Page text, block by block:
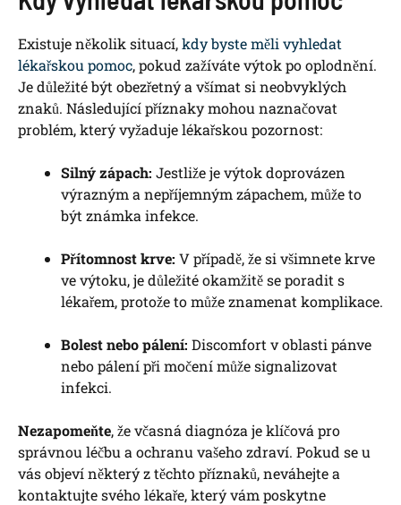
Existuje několik situací,kdy byste měli vyhledat
lékařskou pomoc, pokud zažíváte výtok po oplodnění.
Je důležité být obezřetný a všímat si neobvyklých
znaků. Následující příznaky mohou naznačovat
problém, který vyžaduje lékařskou pozornost:
Silný zápach: Jestliže je výtok doprovázen
výrazným a nepříjemným zápachem, může to
být známka infekce.
Přítomnost krve: V případě, že si všimnete krve
ve výtoku, je důležité okamžitě se poradit s
lékařem, protože to může znamenat komplikace.
Bolest nebo pálení: Discomfort v oblasti pánve
nebo pálení při močení může signalizovat
infekci.
Nezapomeňte, že včasná diagnóza je klíčová pro
správnou léčbu a ochranu vašeho zdraví. Pokud se u
vás objeví některý z těchto příznaků, neváhejte a
kontaktujte svého lékaře, který vám poskytne